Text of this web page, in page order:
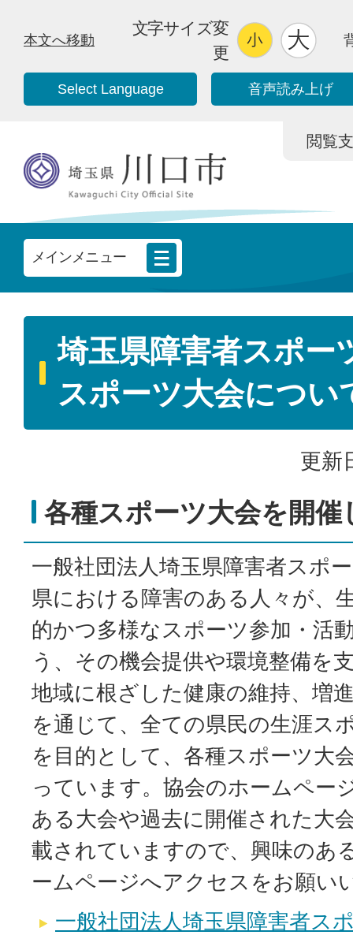
本文へ移動
文字サイズ変
更
Select Language 音声読み上げ
閲覧
メインメニュー
埼玉県障害者スポー
スポーツ大会につい
更新
各種スポーツ大会を開催
一般社団法人埼玉県障害者スポ
県における障害のある人々が、
的かつ多様なスポーツ参加・活
う、その機会提供や環境整備を
地域に根ざした健康の維持、増
を通じて、全ての県民の生涯ス
を目的として、各種スポーツ大
っています。協会のホームペー
ある大会や過去に開催された大
載されていますので、興味のあ
ームページへアクセスをお願い
一般社団法人埼玉県障害者ス